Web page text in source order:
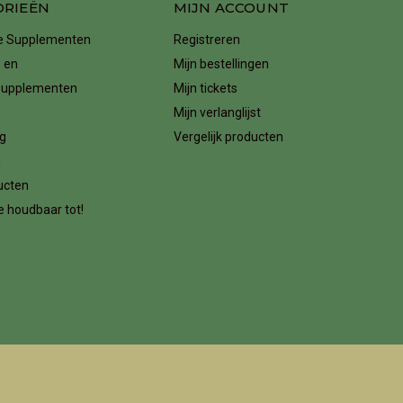
Supplementen
en
houdbaar tot!
MIJN ACCOUNT
Registreren
Mijn bestellingen
Mijn tickets
Mijn verlanglijst
Vergelijk producten